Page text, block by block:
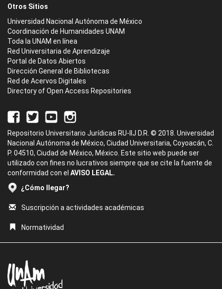
Otros Sitios
Universidad Nacional Autónoma de México
Coordinación de Humanidades UNAM
Toda la UNAM en línea
Red Universitaria de Aprendizaje
Portal de Datos Abiertos
Dirección General de Bibliotecas
Red de Acervos Digitales
Directory of Open Access Repositories
Repositorio Universitario Jurídicas RU-IIJ D.R. © 2018. Universidad
Nacional Autónoma de México, Ciudad Universitaria, Coyoacán, C.
P. 04510, Ciudad de México, México. Este sitio web puede ser
utilizado con fines no lucrativos siempre que se cite la fuente de
conformidad con el AVISO LEGAL.
¿Cómo llegar?
Suscripción a actividades académicas
Normatividad